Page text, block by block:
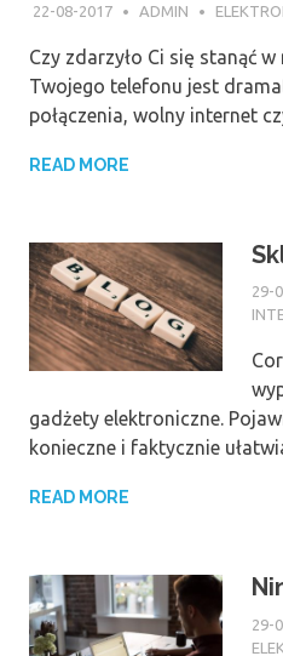
22-08-2017 ADMIN
Czy zdarzyło Ci się stanąć
Twojego telefonu jest
połączenia, wolny internet
READ MORE
29-
gadżety elektroniczne.
konieczne i faktycznie
READ MORE
29-